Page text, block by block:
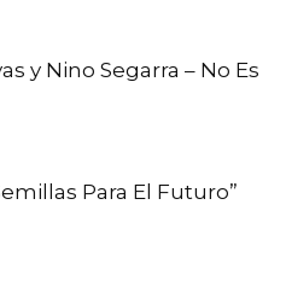
y Nino Segarra – No Es
Para El Futuro”